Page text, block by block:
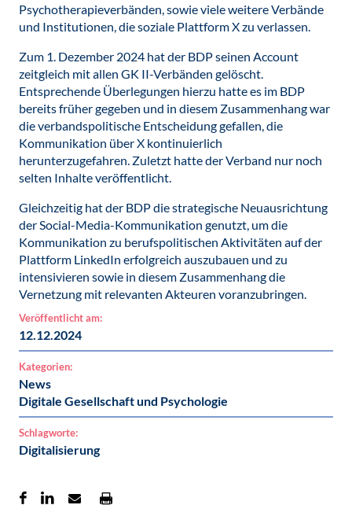
Psychotherapieverbänden, sowie viele weitere Verbände
und Institutionen, die soziale Plattform X zu verlassen.
Zum 1. Dezember 2024 hat der BDP seinen Account
zeitgleich mit allen GK II-Verbänden gelöscht.
Entsprechende Überlegungen hierzu hatte es im BDP
bereits früher gegeben und in diesem Zusammenhang war
die verbandspolitische Entscheidung gefallen, die
Kommunikation über X kontinuierlich
herunterzugefahren. Zuletzt hatte der Verband nur noch
selten Inhalte veröffentlicht.
Gleichzeitig hat der BDP die strategische Neuausrichtung
der Social-Media-Kommunikation genutzt, um die
Kommunikation zu berufspolitischen Aktivitäten auf der
Plattform LinkedIn erfolgreich auszubauen und zu
intensivieren sowie in diesem Zusammenhang die
Vernetzung mit relevanten Akteuren voranzubringen.
Veröffentlicht am:
12.12.2024
Kategorien:
News
Digitale Gesellschaft und Psychologie
Schlagworte:
Digitalisierung